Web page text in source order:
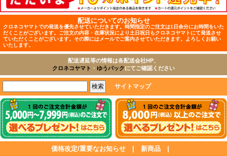
配送についてのお知らせ
クロネコヤマトでの発送を優先させていただきます。時間指定のご注文は1日余分にお時間をいた
だくことがございます。ご注文の内容・在庫状況により土日祝日もクロネコヤマトにて発送させ
ていただくことがございます。その際にはメールでご案内させていただきます。よろしくお願い
いたします。
配送遅延等の情報は各配送会社HP、
クロネコヤマト ・ ゆうパックにてご確認ください
サイトマップ
価格改定/重要なお知らせ 新商品